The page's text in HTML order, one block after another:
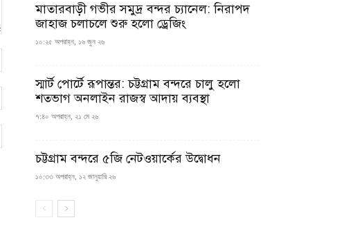
মাতারবাড়ী গভীর সমুদ্র বন্দর চ্যানেল: নিরাপদ
জাহাজ চলাচলে শুরু হলো ড্রেজিং
১০:২৫ অপরাহ্ন, ১৬ জুন ২৬
স্মার্ট পোর্টে রূপান্তর: চট্টগ্রাম বন্দরে চালু হলো
শতভাগ অনলাইন রাজস্ব আদায় ব্যবস্থা
৭:৪০ অপরাহ্ন, ২১ মে ২৬
চট্টগ্রাম বন্দরে ৫জি নেটওয়ার্কের উদ্বোধন
১০:৩৩ অপরাহ্ন, ১২ জানুয়ারি ২৬